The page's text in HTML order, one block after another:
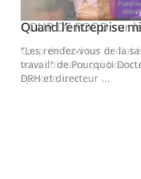
Youtube
Quand l’entreprise
"Les rendez-vous de la
travail" de Pourquoi
DRH et directeur ...